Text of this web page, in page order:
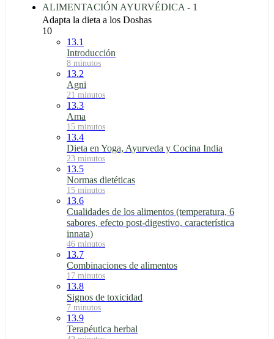
ALIMENTACIÓN AYURVÉDICA - 1
Adapta la dieta a los Doshas
10
13.1
Introducción
8 minutos
13.2
Agni
21 minutos
13.3
Ama
15 minutos
13.4
Dieta en Yoga, Ayurveda y Cocina India
23 minutos
13.5
Normas dietéticas
15 minutos
13.6
Cualidades de los alimentos (temperatura, 6
sabores, efecto post-digestivo, característica
innata)
46 minutos
13.7
Combinaciones de alimentos
17 minutos
13.8
Signos de toxicidad
7 minutos
13.9
Terapéutica herbal